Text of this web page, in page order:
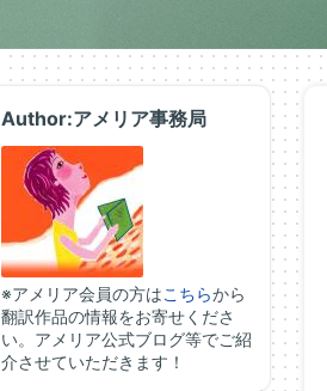
Author:アメリア事務局
※アメリア会員の方はこちらから
翻訳作品の情報をお寄せくださ
い。アメリア公式ブログ等でご紹
介させていただきます！